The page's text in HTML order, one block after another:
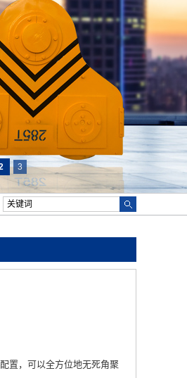
3
置，可以全方位地无死角聚